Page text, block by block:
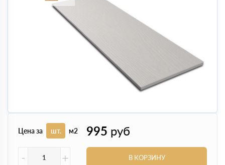
Цена за шт. м2 995 руб
-
+ В КОРЗИНУ